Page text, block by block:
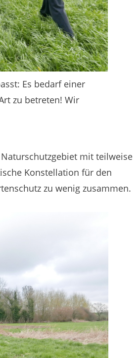
Es bedarf einer
zu betreten! Wir
mit teilweise
Konstellation für den
zu wenig zusammen.